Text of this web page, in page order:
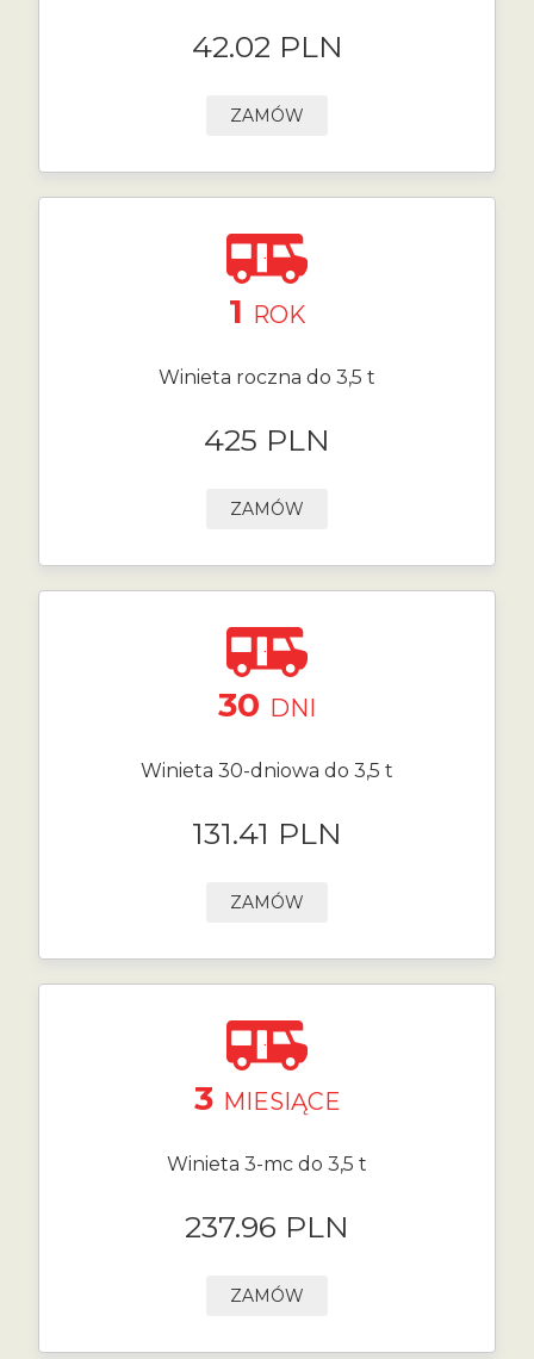
42.02 PLN
ZAMÓW
1 ROK
Winieta roczna do 3,5 t
425 PLN
ZAMÓW
30 DNI
Winieta 30-dniowa do 3,5 t
131.41 PLN
ZAMÓW
3 MIESIĄCE
Winieta 3-mc do 3,5 t
237.96 PLN
ZAMÓW